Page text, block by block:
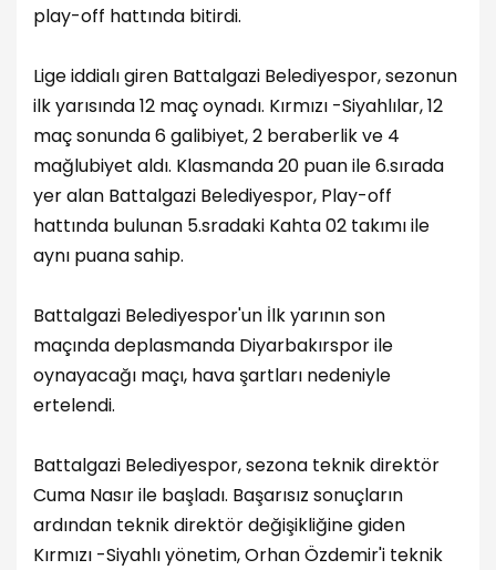
play-off hattında bitirdi.
Lige iddialı giren Battalgazi Belediyespor, sezonun
ilk yarısında 12 maç oynadı. Kırmızı -Siyahlılar, 12
maç sonunda 6 galibiyet, 2 beraberlik ve 4
mağlubiyet aldı. Klasmanda 20 puan ile 6.sırada
yer alan Battalgazi Belediyespor, Play-off
hattında bulunan 5.sradaki Kahta 02 takımı ile
aynı puana sahip.
Battalgazi Belediyespor'un İlk yarının son
maçında deplasmanda Diyarbakırspor ile
oynayacağı maçı, hava şartları nedeniyle
ertelendi.
Battalgazi Belediyespor, sezona teknik direktör
Cuma Nasır ile başladı. Başarısız sonuçların
ardından teknik direktör değişikliğine giden
Kırmızı -Siyahlı yönetim, Orhan Özdemir'i teknik